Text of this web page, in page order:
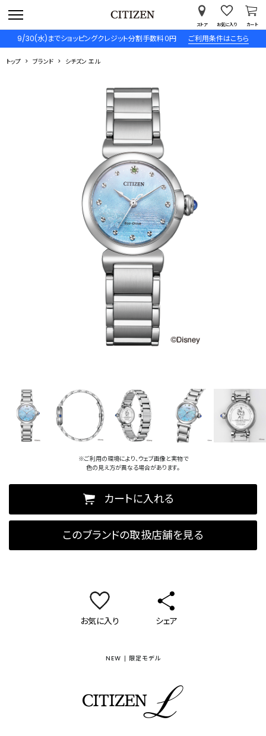
9/30(水)までショッピングクレジット分割手数料０円 ご利用条件はこちら
ストア お気に入り カート
トップ ブランド シチズン エル
※ご利用の環境により、ウェブ画像と実物で
色の見え方が異なる場合があります。
カートに入れる
このブランドの取扱店舗を見る
お気に入り シェア
NEW 限定モデル